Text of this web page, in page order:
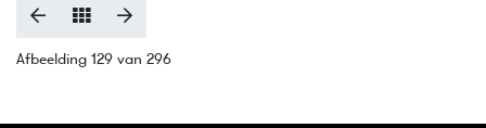
Afbeelding 129 van 296